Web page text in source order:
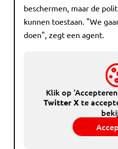
beschermen, maar de
kunnen toestaan. "We
doen", zegt een agent.
Klik op
Twitter X te